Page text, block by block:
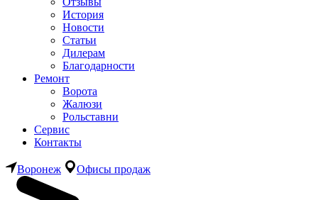
История
Новости
Статьи
Дилерам
Благодарности
Ремонт
Ворота
Жалюзи
Рольставни
Сервис
Контакты
Воронеж Офисы продаж